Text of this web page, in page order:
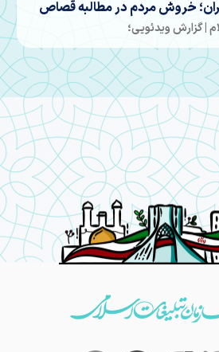
که افتتاح شد
| گزارش ویدئویی؛